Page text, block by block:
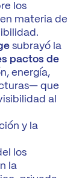
los
materia de
subrayó la
pactos de
energía,
que
al
y la
los
la